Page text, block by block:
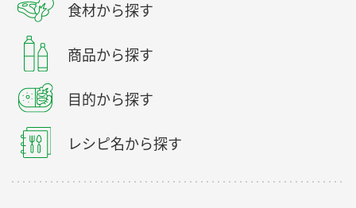
食材から探す
商品から探す
目的から探す
レシピ名から探す